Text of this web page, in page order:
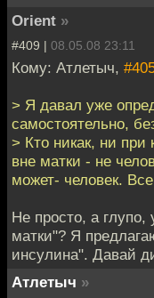
Orient »
#409 | 08.05.08 23:11
Кому: Атлетыч,
> Я давал уже
самостоятельно,
> Кто никак, ни при
вне матки - не
может- человек.
Не просто, а
матки"? Я
инсулина". Давай
Атлетыч »